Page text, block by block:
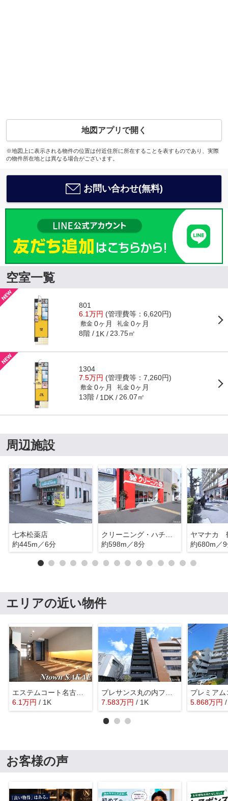
地図アプリで開く
※地図上に表示される物件の位置は付近住所に所在することを表すものであり、実際
の物件所在地とは異なる場合がございます。
お問い合わせ(無料)
空室一覧
801
6.1万円 (管理費等：6,620円)
敷金 0ヶ月 礼金 0ヶ月
8階 1K 23.75㎡
1304
7.5万円 (管理費等：7,260円)
敷金 0ヶ月 礼金 0ヶ月
13階 1DK 26.07㎡
周辺施設
七本松薬店
約445m／6分
約598m／8分
ヤマナカ
約680m／
エリアの近い物件
エステムコート名古屋新栄Ⅲグローリィ
6.1万円 / 1K
プレサンス丸の内フォート
7.583万円 / 1K 5.868万円
お客様の声